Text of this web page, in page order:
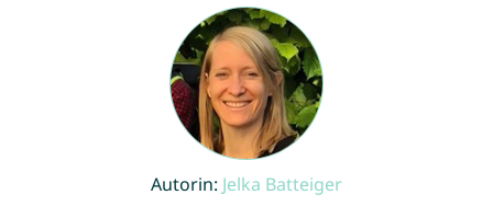
Autorin: Jelka Batteiger